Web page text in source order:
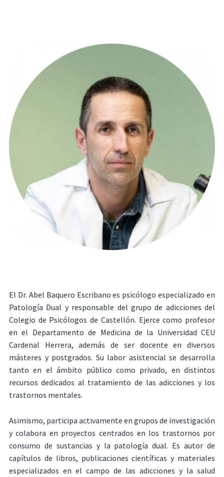
El Dr. Abel Baquero Escribano es psicólogo especializado en
Patología Dual y responsable del grupo de adicciones del
Colegio de Psicólogos de Castellón. Ejerce como profesor
en el Departamento de Medicina de la Universidad CEU
Cardenal Herrera, además de ser docente en diversos
másteres y postgrados. Su labor asistencial se desarrolla
tanto en el ámbito público como privado, en distintos
recursos dedicados al tratamiento de las adicciones y los
trastornos mentales.
Asimismo, participa activamente en grupos de investigación
y colabora en proyectos centrados en los trastornos por
consumo de sustancias y la patología dual. Es autor de
capítulos de libros, publicaciones científicas y materiales
especializados en el campo de las adicciones y la salud